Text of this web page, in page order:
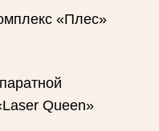
«Плес»
Queen»